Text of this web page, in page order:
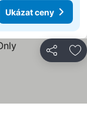
Ukázat ceny
Sdílet